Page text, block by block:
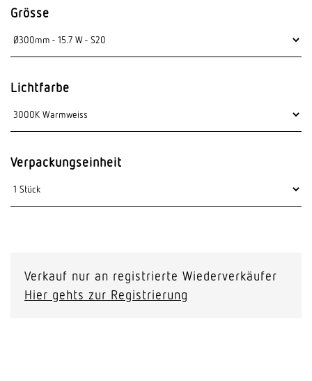
Grösse
Lichtfarbe
Verpackungseinheit
Verkauf nur an registrierte Wiederverkäufer
Hier gehts zur Registrierung